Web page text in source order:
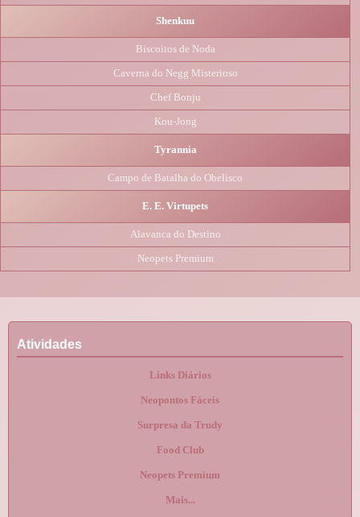
Shenkuu
Biscoitos de Noda
Caverna do Negg Misterioso
Chef Bonju
Kou-Jong
Tyrannia
Campo de Batalha do Obelisco
E. E. Virtupets
Alavanca do Destino
Neopets Premium
Atividades
Links Diários
Neopontos Fáceis
Surpresa da Trudy
Food Club
Neopets Premium
Mais...